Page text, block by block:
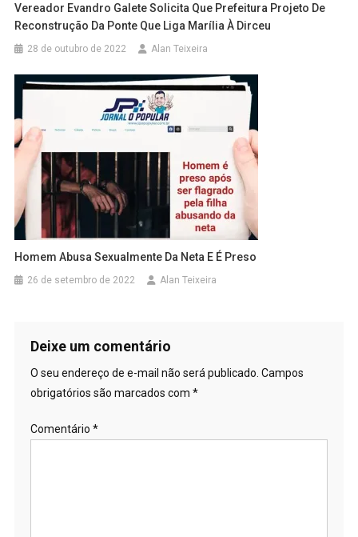
Vereador Evandro Galete Solicita Que Prefeitura Projeto De
Reconstrução Da Ponte Que Liga Marília À Dirceu
28 de outubro de 2022 Alan Teixeira
Homem Abusa Sexualmente Da Neta E É Preso
26 de setembro de 2022 Alan Teixeira
Deixe um comentário
O seu endereço de e-mail não será publicado. Campos
obrigatórios são marcados com *
Comentário *